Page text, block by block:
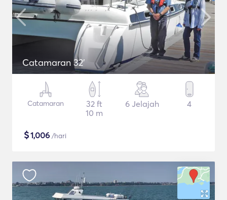
Catamaran 32'
Catamaran
32 ft
10 m
6 Jelajah 4
$1,006 /hari